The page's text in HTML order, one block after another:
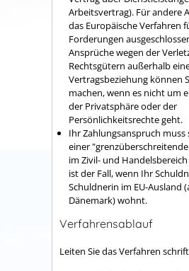
Arbeitsvertrag). Für andere
das Europäische Verfahren
Forderungen
Ansprüche wegen der
Rechtsgütern außerhalb
Vertragsbeziehung können
machen, wenn es nicht um
der Privatsphäre oder der
Persönlichkeitsrechte geht.
Ihr Zahlungsanspruch muss
einer
im Zivil- und
ist der Fall, wenn Ihr
Schuldnerin im EU-Ausland
Dänemark) wohnt.
Verfahrensablauf
Leiten Sie das Verfahren